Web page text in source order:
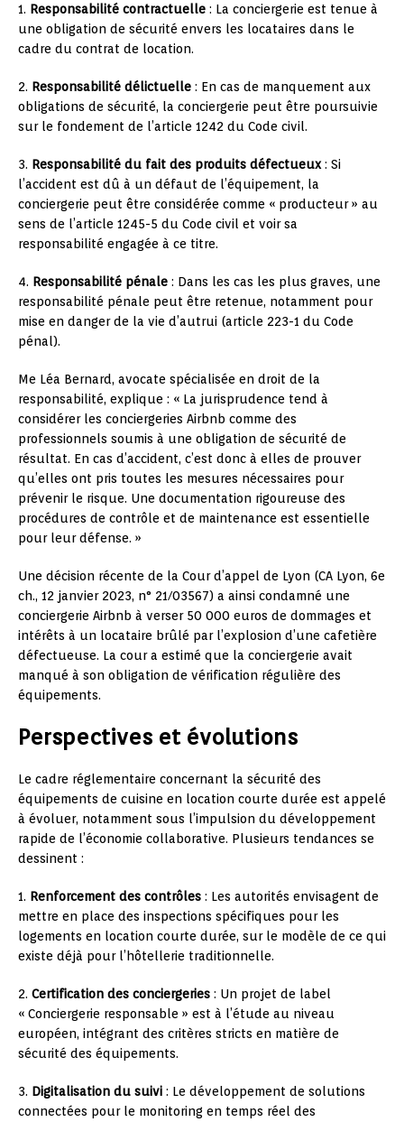
1. Responsabilité contractuelle : La conciergerie est tenue à
une obligation de sécurité envers les locataires dans le
cadre du contrat de location.
2. Responsabilité délictuelle : En cas de manquement aux
obligations de sécurité, la conciergerie peut être poursuivie
sur le fondement de l’article 1242 du Code civil.
3. Responsabilité du fait des produits défectueux: Si
l’accident est dû à un défaut de l’équipement, la
conciergerie peut être considérée comme « producteur » au
sens de l’article 1245-5 du Code civil et voir sa
responsabilité engagée à ce titre.
4. Responsabilité pénale : Dans les cas les plus graves, une
responsabilité pénale peut être retenue, notamment pour
mise en danger de la vie d’autrui (article 223-1 du Code
pénal).
Me Léa Bernard, avocate spécialisée en droit de la
responsabilité, explique : « La jurisprudence tend à
considérer les conciergeries Airbnb comme des
professionnels soumis à une obligation de sécurité de
résultat. En cas d’accident, c’est donc à elles de prouver
qu’elles ont pris toutes les mesures nécessaires pour
prévenir le risque. Une documentation rigoureuse des
procédures de contrôle et de maintenance est essentielle
pour leur défense. »
Une décision récente de la Cour d’appel de Lyon (CA Lyon, 6e
ch., 12 janvier 2023, n° 21/03567) a ainsi condamné une
conciergerie Airbnb à verser 50 000 euros de dommages et
intérêts à un locataire brûlé par l’explosion d’une cafetière
défectueuse. La cour a estimé que la conciergerie avait
manqué à son obligation de vérification régulière des
équipements.
Perspectives et évolutions
Le cadre réglementaire concernant la sécurité des
équipements de cuisine en location courte durée est appelé
à évoluer, notamment sous l’impulsion du développement
rapide de l’économie collaborative. Plusieurs tendances se
dessinent :
1. Renforcement des contrôles : Les autorités envisagent de
mettre en place des inspections spécifiques pour les
logements en location courte durée, sur le modèle de ce qui
existe déjà pour l’hôtellerie traditionnelle.
2. Certification des conciergeries : Un projet de label
« Conciergerie responsable » est à l’étude au niveau
européen, intégrant des critères stricts en matière de
sécurité des équipements.
3. Digitalisation du suivi : Le développement de solutions
connectées pour le monitoring en temps réel des